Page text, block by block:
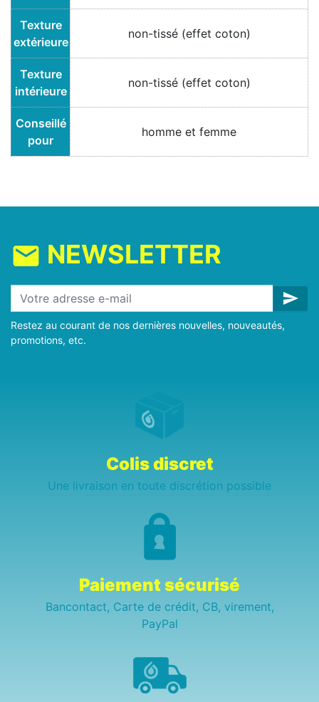
Texture
extérieure
non-tissé (effet coton)
Texture
intérieure
non-tissé (effet coton)
Conseillé
pour
homme et femme
mail NEWSLETTER
send
Restez au courant de nos dernières nouvelles, nouveautés,
promotions, etc.
Colis discret
Une livraison en toute discrétion possible
Paiement sécurisé
Bancontact, Carte de crédit, CB, virement,
PayPal